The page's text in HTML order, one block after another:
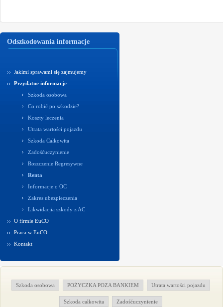
Odszkodowania informacje
Jakimi sprawami się zajmujemy
Przydatne informacje
Szkoda osobowa
Co robić po szkodzie?
Koszty leczenia
Utrata wartości pojazdu
Szkoda Całkowita
Zadośćuczynienie
Roszczenie Regresywne
Renta
Informacje o OC
Zakres ubezpieczenia
Likwidacjia szkody z AC
O firmie EuCO
Praca w EuCO
Kontakt
Szkoda osobowa POŻYCZKA POZA BANKIEM Utrata wartości pojazdu
Szkoda całkowita Zadośćuczynienie